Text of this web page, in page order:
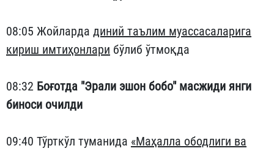
08:05 Жойларда диний таълим муассасаларига
кириш имтиҳонлари бўлиб ўтмоқда
08:32 Боғотда "Эрали эшон бобо" масжиди янги
биноси очилди
09:40 Тўрткўл туманида «Маҳалла ободлиги ва